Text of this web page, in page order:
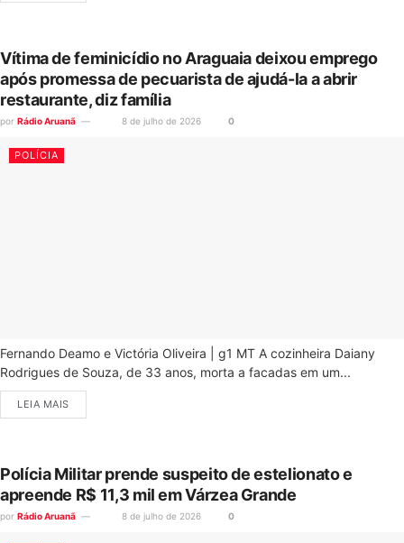
Vítima de feminicídio no Araguaia deixou emprego
após promessa de pecuarista de ajudá-la a abrir
restaurante, diz família
por Rádio Aruanã 8 de julho de 2026 0
POLÍCIA
Fernando Deamo e Victória Oliveira | g1 MT A cozinheira Daiany
Rodrigues de Souza, de 33 anos, morta a facadas em um...
LEIA MAIS
Polícia Militar prende suspeito de estelionato e
apreende R$ 11,3 mil em Várzea Grande
por Rádio Aruanã 8 de julho de 2026 0